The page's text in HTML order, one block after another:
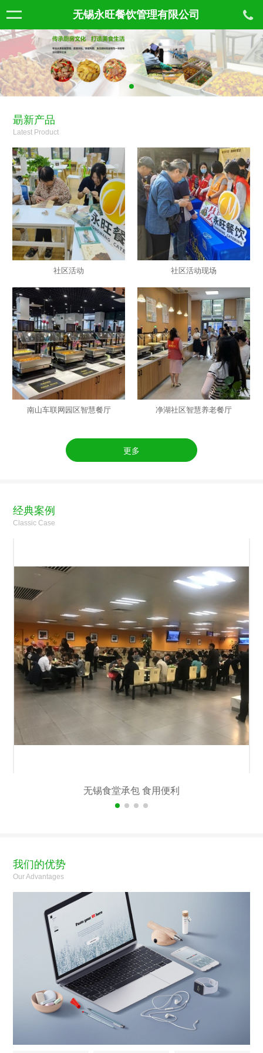
无锡永旺餐饮管理有限公司
朂新产品
Latest Product
社区活动 社区活动现场
南山车联网园区智慧餐厅 净湖社区智慧养老餐厅
更多
经典案例
Classic Case
无锡食堂承包 食用便利
我们的优势
Our Advantages